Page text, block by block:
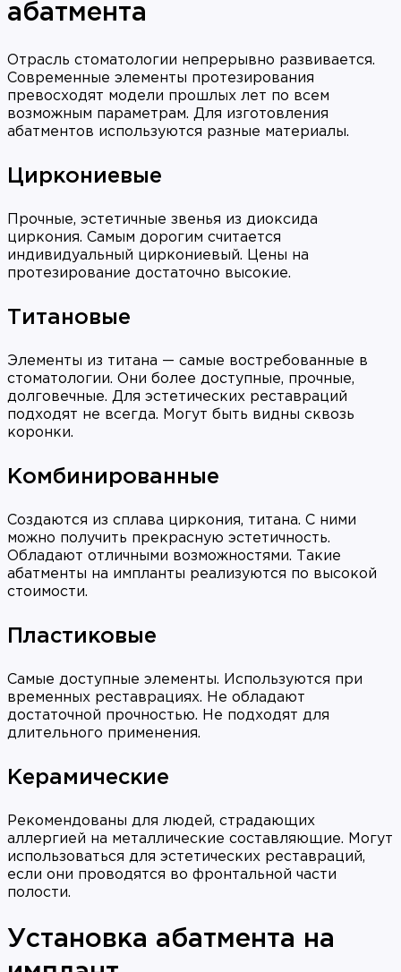
абатмента
Отрасль стоматологии непрерывно развивается.
Современные элементы протезирования
превосходят модели прошлых лет по всем
возможным параметрам. Для изготовления
абатментов используются разные материалы.
Циркониевые
Прочные, эстетичные звенья из диоксида
циркония. Самым дорогим считается
индивидуальный циркониевый. Цены на
протезирование достаточно высокие.
Титановые
Элементы из титана — самые востребованные в
стоматологии. Они более доступные, прочные,
долговечные. Для эстетических реставраций
подходят не всегда. Могут быть видны сквозь
коронки.
Комбинированные
Создаются из сплава циркония, титана. С ними
можно получить прекрасную эстетичность.
Обладают отличными возможностями. Такие
абатменты на импланты реализуются по высокой
стоимости.
Пластиковые
Самые доступные элементы. Используются при
временных реставрациях. Не обладают
достаточной прочностью. Не подходят для
длительного применения.
Керамические
Рекомендованы для людей, страдающих
аллергией на металлические составляющие. Могут
использоваться для эстетических реставраций,
если они проводятся во фронтальной части
полости.
Установка абатмента на